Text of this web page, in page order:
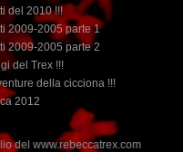
del 2010 !!!
2009-2005 parte 1
2009-2005 parte 2
del Trex !!!
della cicciona !!!
2012